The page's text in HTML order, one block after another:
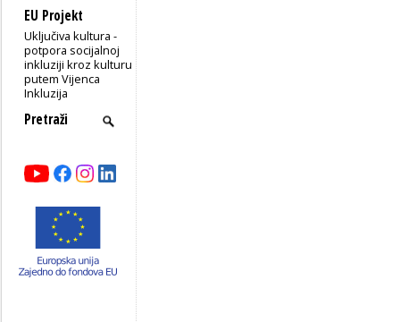
EU Projekt
Uključiva kultura -
potpora socijalnoj
inkluziji kroz kulturu
putem Vijenca
Inkluzija